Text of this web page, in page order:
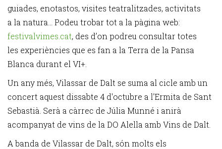
guiades, enotastos, visites teatralitzades, activitats
a la natura... Podeu trobar tot a la pàgina web:
festivalvimes.cat, des d’on podreu consultar totes
les experiències que es fan a la Terra de la Pansa
Blanca durant el VI+.
Un any més, Vilassar de Dalt se suma al cicle amb un
concert aquest dissabte 4 d'octubre a l'Ermita de Sant
Sebastià. Serà a càrrec de Júlia Munné i anirà
acompanyat de vins de la DO Alella amb Vins de Dalt.
A banda de Vilassar de Dalt, són molts els